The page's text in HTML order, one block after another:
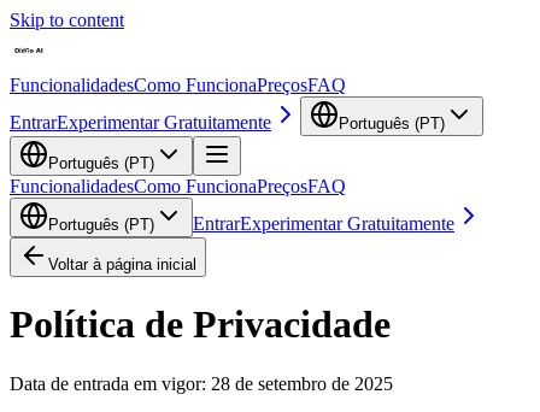
Skip to content
FuncionalidadesComo FuncionaPreçosFAQ
EntrarExperimentar Gratuitamente Português (PT)
Português (PT)
FuncionalidadesComo FuncionaPreçosFAQ
Português (PT) EntrarExperimentar Gratuitamente
Voltar à página inicial
Política de Privacidade
Data de entrada em vigor: 28 de setembro de 2025